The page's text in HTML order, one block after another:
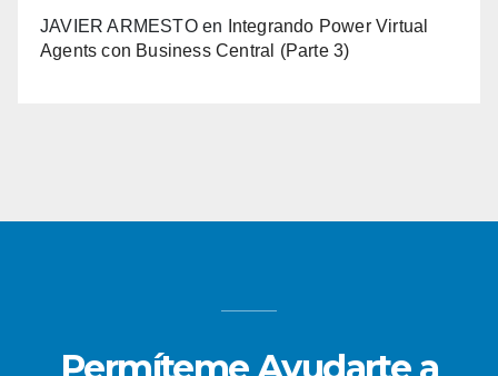
JAVIER ARMESTOen
Integrando Power Virtual
Agents con Business Central (Parte 3)